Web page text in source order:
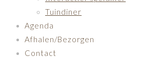
Tuindiner
Agenda
Afhalen/Bezorgen
Contact